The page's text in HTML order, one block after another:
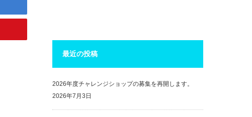
最近の投稿
2026年度チャレンジショップの募集を再開します。
2026年7月3日